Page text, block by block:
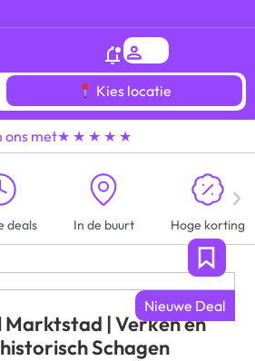
van heel
Kies locatie
ons met★ ★ ★ ★ ★
deals In de buurt Hoge korting
Nieuwe Deal
| Verken en
Schagen